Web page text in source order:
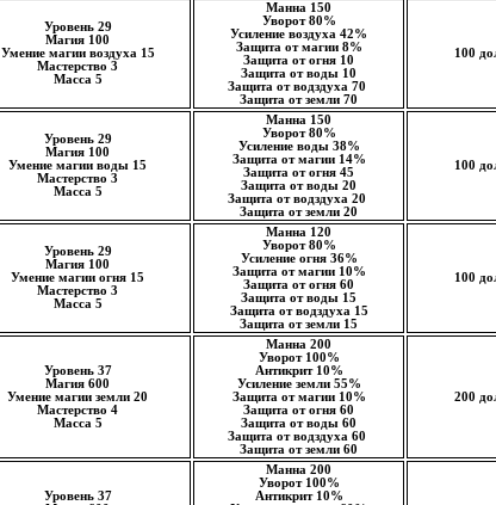
Уровень 29
Магия 100
Умение магии воздуха 15
Мастерство 3
Масса 5
Манна 150
Уворот 80%
Усиление воздуха 42%
Защита от магии 8%
Защита от огня 10
Защита от воды 10
Защита от водздуха 70
Защита от земли 70
100
Уровень 29
Магия 100
Умение магии воды 15
Мастерство 3
Масса 5
Манна 150
Уворот 80%
Усиление воды 38%
Защита от магии 14%
Защита от огня 45
Защита от воды 20
Защита от водздуха 20
Защита от земли 20
100
Уровень 29
Магия 100
Умение магии огня 15
Мастерство 3
Масса 5
Манна 120
Уворот 80%
Усиление огня 36%
Защита от магии 10%
Защита от огня 60
Защита от воды 15
Защита от водздуха 15
Защита от земли 15
100
Уровень 37
Магия 600
Умение магии земли 20
Мастерство 4
Масса 5
Манна 200
Уворот 100%
Антикрит 10%
Усиление земли 55%
Защита от магии 10%
Защита от огня 60
Защита от воды 60
Защита от водздуха 60
Защита от земли 60
200
Уровень 37
Манна 200
Уворот 100%
Антикрит 10%